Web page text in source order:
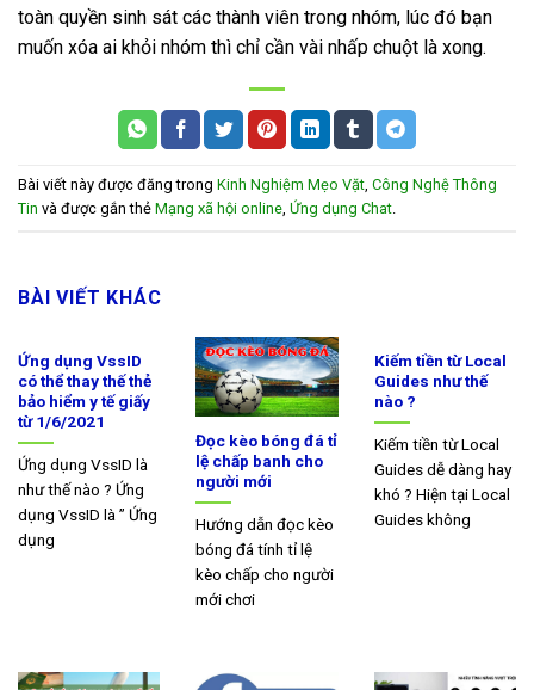
toàn quyền sinh sát các thành viên trong nhóm, lúc đó bạn
muốn xóa ai khỏi nhóm thì chỉ cần vài nhấp chuột là xong.
Bài viết này được đăng trong Kinh Nghiệm Mẹo Vặt, Công Nghệ Thông
Tin và được gắn thẻ Mạng xã hội online, Ứng dụng Chat.
BÀI VIẾT KHÁC
Ứng dụng VssID
có thể thay thế thẻ
bảo hiểm y tế giấy
từ 1/6/2021
Ứng dụng VssID là
như thế nào ? Ứng
dụng VssID là ” Ứng
dụng
Đọc kèo bóng đá tỉ
lệ chấp banh cho
người mới
Hướng dẫn đọc kèo
bóng đá tính tỉ lệ
kèo chấp cho người
mới chơi
Kiếm tiền từ Local
Guides như thế
nào ?
Kiếm tiền từ Local
Guides dễ dàng hay
khó ? Hiện tại Local
Guides không